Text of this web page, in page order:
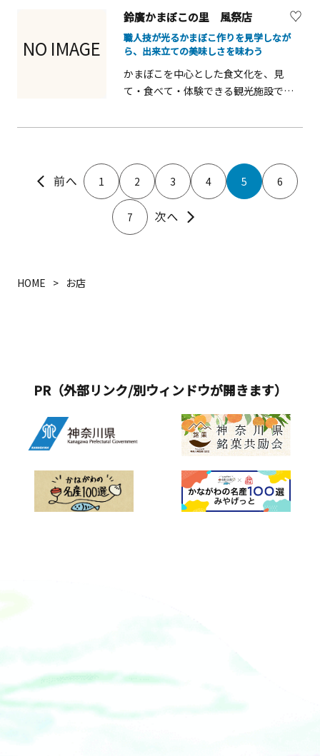
から、大人のゆったりした夜遊びま
で、多彩なシーンに対応。香り高い料
理と、異国情緒あふれる空間で、心も体
も満たされる特別な時間をお楽しみく
ださい。
れるだけで異国の雰囲気を感じられま
す。豊富なドリンクやスイーツはもち
ろん、韓国文化を感じられる小物やイ
ンテリアも楽しめ、写真映えするスポ
ットも多数。昼間の時間帯にゆったり
の休憩にもぴったりです。三浦ならで
身近に体験できる特別なカフェで、旅
の思い出に彩りを添えます。
NO IMAGE
鈴廣かまぼこの里 風祭店
職人技が光るかまぼこ作りを見学しなが
ら、出来立ての美味しさを味わう
かまぼこを中心とした食文化を、見
て・食べて・体験できる観光施設で
展示も充実しており、小田原ならでは
1 2 3 4 5 6
7
HOME お店
PR（外部リンク/別ウィンドウが開きます）